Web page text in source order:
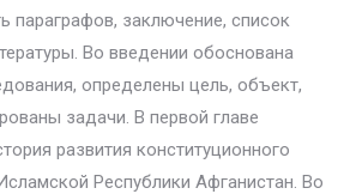
параграфов, заключение, список
Во введении обоснована
определены цель, объект,
задачи. В первой главе
развития конституционного
Республики Афганистан. Во